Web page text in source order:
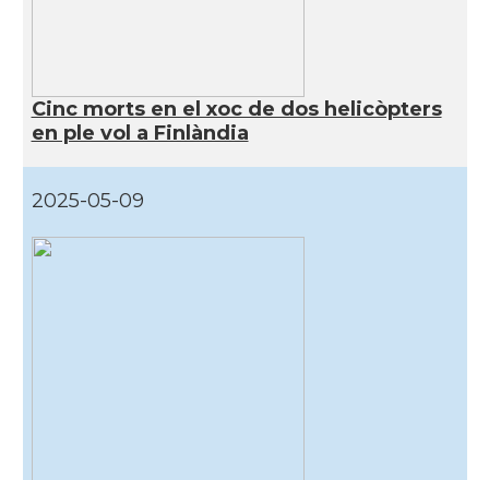
Cinc morts en el xoc de dos helicòpters
en ple vol a Finlàndia
2025-05-09